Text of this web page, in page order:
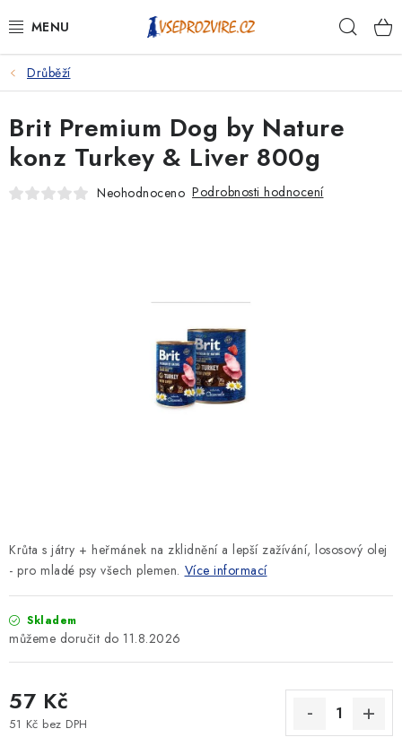
na
PSI
KOČKY
KONĚ
KRÁLÍCI/HLODAVCI/PTÁCI
Drůběží
Krůta s játry + heřmánek na zklidnění a lepší zažívání, lososový olej
- pro mladé psy všech plemen. Více informací
Skladem
11.8.2026
57 Kč
51 Kč bez DPH
Brit Premium Dog by Nature
konz Turkey & Liver 800g
Neohodnoceno Podrobnosti hodnocení